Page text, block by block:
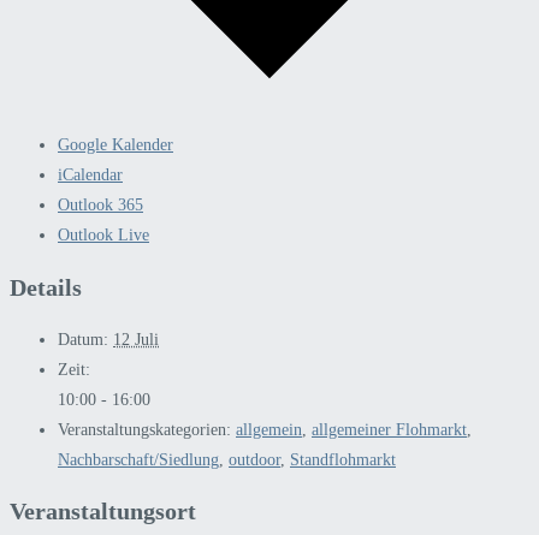
Google Kalender
iCalendar
Outlook 365
Outlook Live
Details
Datum: 12 Juli
Zeit:
10:00 - 16:00
Veranstaltungskategorien: allgemein allgemeiner Flohmarkt
Nachbarschaft/Siedlung outdoor, Standflohmarkt
Veranstaltungsort